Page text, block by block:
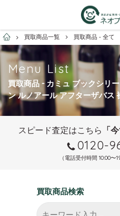
お酒買取専門店ネオプライス
買取商品一覧 買取商品 - 全て
Menu List
買取商品 - カミュ ブックシリ
ン ルノアール アフターザバス
スピード査定はこちら 「
0120-
（電話受付時間 10:00〜
買取商品検索